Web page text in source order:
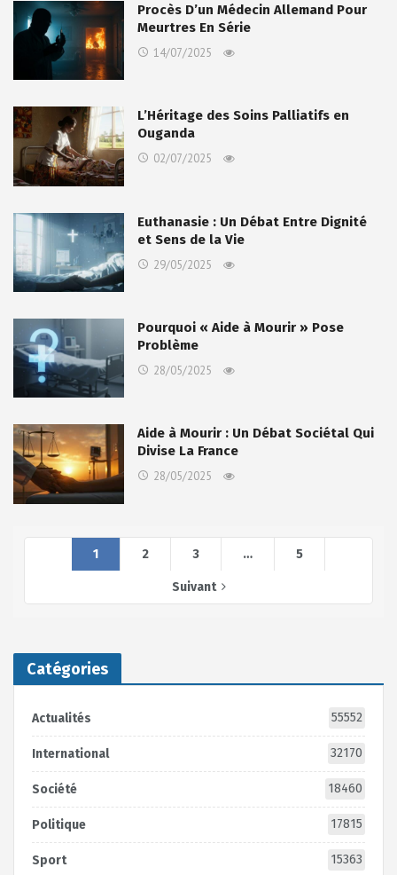
Procès D’un Médecin Allemand Pour
Meurtres En Série
14/07/2025
L’Héritage des Soins Palliatifs en
Ouganda
02/07/2025
Euthanasie : Un Débat Entre Dignité
et Sens de la Vie
29/05/2025
Pourquoi « Aide à Mourir » Pose
Problème
28/05/2025
Aide à Mourir : Un Débat Sociétal Qui
Divise La France
28/05/2025
1 2 3 … 5
Suivant
Catégories
Actualités 55552
International 32170
Société 18460
Politique 17815
Sport 15363